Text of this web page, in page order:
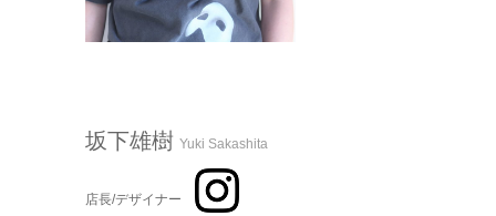
坂下雄樹 Yuki Sakashita
店長/デザイナー